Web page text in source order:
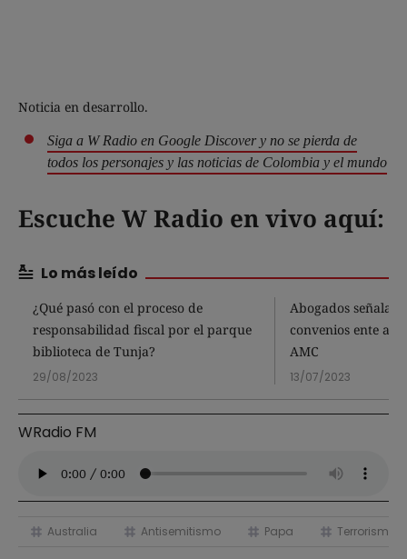
Noticia en desarrollo.
Siga a W Radio en Google Discover y no se pierda de
todos los personajes y las noticias de Colombia y el mundo
Escuche W Radio en vivo aquí:
Lo más leído
¿Qué pasó con el proceso de
responsabilidad fiscal por el parque
biblioteca de Tunja?
29/08/2023
Abogados
convenios ente
AMC
13/07/2023
WRadio FM
Australia Antisemitismo Papa Terrorismo